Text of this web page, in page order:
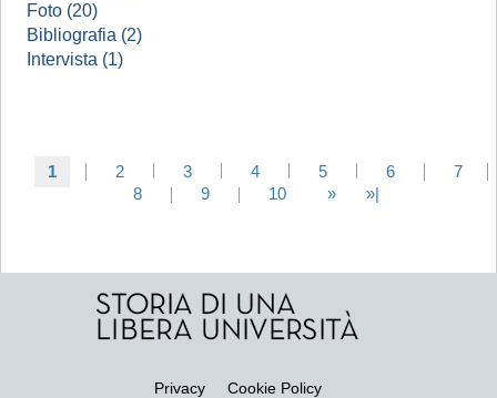
Foto (20)
Bibliografia (2)
Intervista (1)
1 2 3 4 5 6
7
8
9 10 » »|
Privacy Cookie Policy